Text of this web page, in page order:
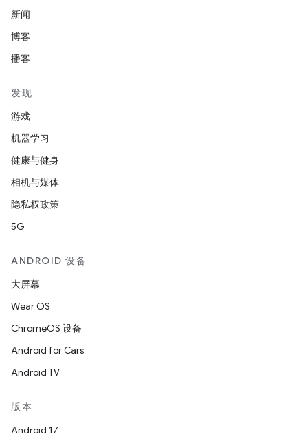
新闻
博客
播客
发现
游戏
机器学习
健康与健身
相机与媒体
隐私权政策
5G
ANDROID 设备
大屏幕
Wear OS
ChromeOS 设备
Android for Cars
Android TV
版本
Android 17